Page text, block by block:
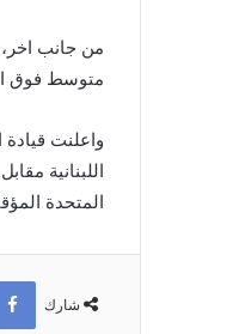
من جانب اخر،
متوسط فوق
واعلنت قيادة
المتحدة
شارك